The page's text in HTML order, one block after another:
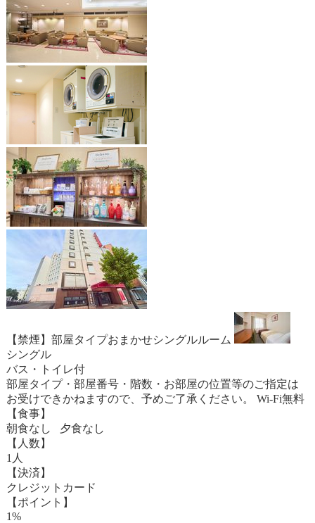
【禁煙】部屋タイプおまかせシングルルーム
シングル
バス・トイレ付
部屋タイプ・部屋番号・階数・お部屋の位置等のご指定は
お受けできかねますので、予めご了承ください。 Wi-Fi無料
【食事】
朝食なし 夕食なし
【人数】
1人
【決済】
クレジットカード
【ポイント】
1%